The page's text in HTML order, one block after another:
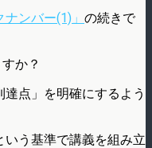
ンバー(1)」 の続きで
か？
点」を明確にするよう
いう基準で講義を組み立